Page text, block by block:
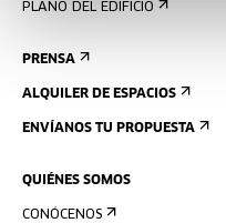
PLANO DEL EDIFICIO
PRENSA
ALQUILER DE ESPACIOS
ENVÍANOS TU PROPUESTA
QUIÉNES SOMOS
CONÓCENOS